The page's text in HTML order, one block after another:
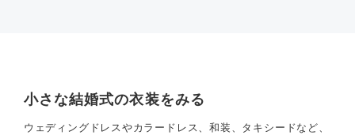
小さな結婚式の衣装をみる
ウェディングドレスやカラードレス、和装、タキシードなど、